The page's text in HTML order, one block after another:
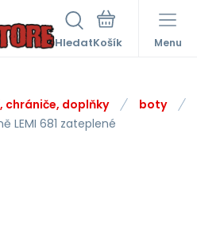
Hledat Menu
chrániče, doplňky
boty
LEMI 681 zateplené